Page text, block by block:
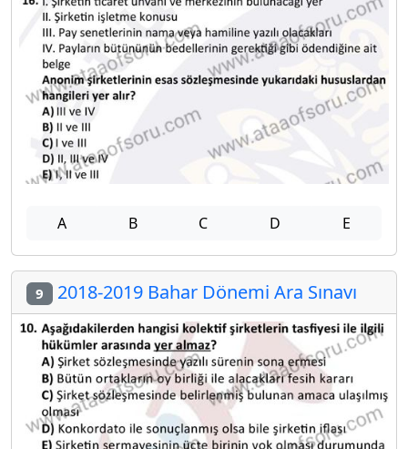
A B C D E
9 2018-2019 Bahar Dönemi Ara Sınavı